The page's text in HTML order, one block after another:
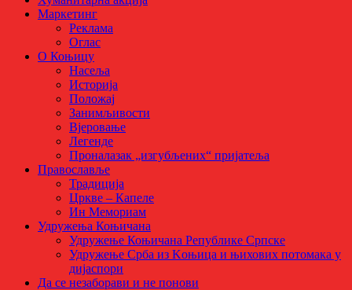
Маркетинг
Реклама
Оглас
О Коњицу
Насеља
Историја
Положај
Занимљивости
Вјеровање
Легенде
Проналазак „изгубљених“ пријатеља
Православље
Традиција
Цркве – Капеле
Ин Мемориам
Удружења Коњичана
Удружење Коњичана Републике Српске
Удружење Срба из Kоњица и њихових потомака у
дијаспори
Да се незаборави и не понови